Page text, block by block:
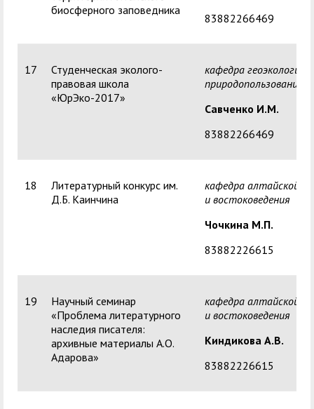
биосферного заповедника
83882266469
17
Студенческая эколого-
правовая школа
«ЮрЭко-2017»
кафедра геоэкологии,
природопользования
Савченко И.М.
83882266469
18
Литературный конкурс им.
Д.Б. Каинчина
кафедра алтайской
и востоковедения
Чочкина М.П.
83882226615
19
Научный семинар
«Проблема литературного
наследия писателя:
архивные материалы А.О.
Адарова»
кафедра алтайской
и востоковедения
Киндикова А.В.
83882226615